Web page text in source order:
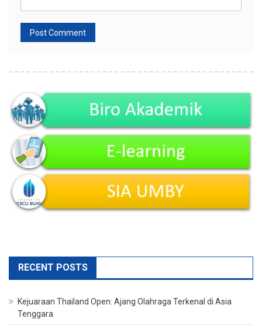
RECENT POSTS
Kejuaraan Thailand Open: Ajang Olahraga Terkenal di Asia
Tenggara